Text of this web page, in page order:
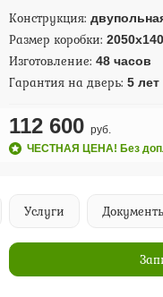
Конструкция:
Размер коробки:
Изготовление: 48 часов
Гарантия на дверь: 5 лет
112 600 руб.
ЧЕСТНАЯ ЦЕНА! Без
Услуги